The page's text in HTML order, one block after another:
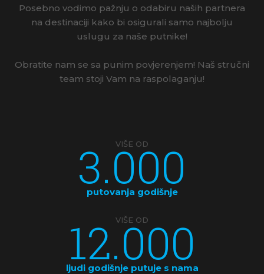
Posebno vodimo pažnju o odabiru naših partnera
na destinaciji kako bi osigurali samo najbolju
uslugu za naše putnike!
Obratite nam se sa punim povjerenjem! Naš stručni
team stoji Vam na raspolaganju!
VIŠE OD
3.000
putovanja godišnje
VIŠE OD
12.000
ljudi godišnje putuje s nama